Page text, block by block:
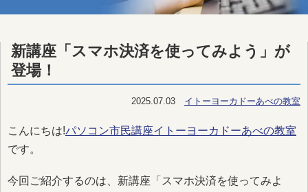
新講座「スマホ決済を使ってみよう」が
登場！
2025.07.03 イトーヨーカドーあべの教室
こんにちは!パソコン市民講座イトーヨーカドーあべの教室
です。
今回ご紹介するのは、新講座「スマホ決済を使ってみよ